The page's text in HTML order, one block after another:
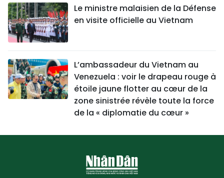
Le ministre malaisien de la Défense
en visite officielle au Vietnam
L’ambassadeur du Vietnam au
Venezuela : voir le drapeau rouge à
étoile jaune flotter au cœur de la
zone sinistrée révèle toute la force
de la « diplomatie du cœur »